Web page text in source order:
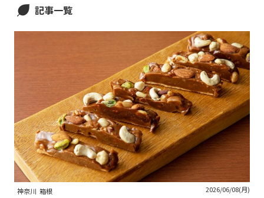
記事一覧
神奈川 箱根 2026/06/08(月)